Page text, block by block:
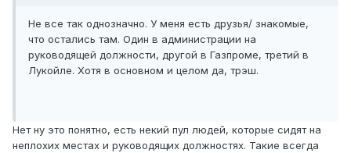
Не все так однозначно. У меня есть друзья/ знакомые,
что остались там. Один в администрации на
руководящей должности, другой в Газпроме, третий в
Лукойле. Хотя в основном и целом да, трэш.
Нет ну это понятно, есть некий пул людей, которые сидят на
неплохих местах и руководящих должностях. Такие всегда